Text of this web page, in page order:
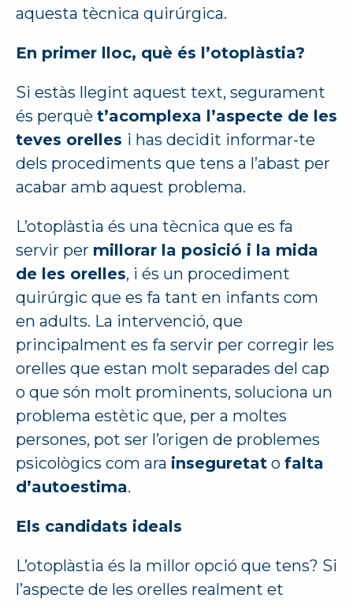
aquesta tècnica quirúrgica.
En primer lloc, què és l’otoplàstia?
Si estàs llegint aquest text, segurament
és perquè t’acomplexa l’aspecte de les
teves orelles i has decidit informar-te
dels procediments que tens a l’abast per
acabar amb aquest problema.
L’otoplàstia és una tècnica que es fa
servir per millorar la posició i la mida
de les orelles, i és un procediment
quirúrgic que es fa tant en infants com
en adults. La intervenció, que
principalment es fa servir per corregir les
orelles que estan molt separades del cap
o que són molt prominents, soluciona un
problema estètic que, per a moltes
persones, pot ser l’origen de problemes
psicològics com ara inseguretat o falta
d’autoestima.
Els candidats ideals
L’otoplàstia és la millor opció que tens? Si
l’aspecte de les orelles realment et